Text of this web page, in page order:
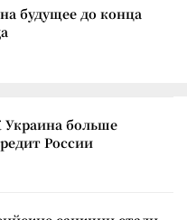
будущее до конца
больше
России